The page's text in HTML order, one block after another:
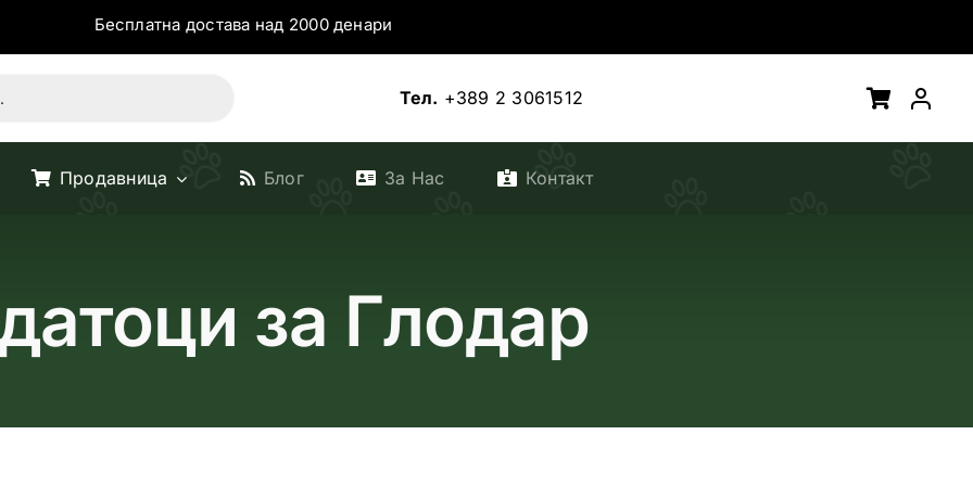
Бесплатна достава над 2000 денари
Тел. +389 2 3061512
Продавница Блог За Нас Контакт
за Глодар